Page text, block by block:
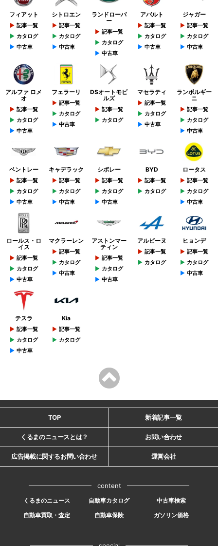
フィアット
記事一覧
カタログ
中古車
シトロエン
記事一覧
カタログ
中古車
ランドローバ
ー
記事一覧
カタログ
中古車
アバルト
記事一覧
カタログ
中古車
ジャガー
記事一覧
カタログ
中古車
アルファ ロメ
オ
記事一覧
カタログ
中古車
フェラーリ
記事一覧
カタログ
中古車
DSオートモビ
ルズ
記事一覧
カタログ
マセラティ
記事一覧
カタログ
中古車
ランボルギー
ニ
記事一覧
カタログ
中古車
ベントレー
記事一覧
カタログ
中古車
キャデラック
記事一覧
カタログ
中古車
シボレー
記事一覧
カタログ
中古車
BYD
記事一覧
カタログ
ロータス
記事一覧
カタログ
中古車
ロールス・ロ
イス
記事一覧
カタログ
中古車
マクラーレン
記事一覧
カタログ
中古車
アストンマー
ティン
記事一覧
カタログ
中古車
アルピーヌ
記事一覧
カタログ
ヒョンデ
記事一覧
カタログ
中古車
テスラ
記事一覧
カタログ
中古車
Kia
記事一覧
カタログ
TOP 新着記事一覧
くるまのニュースとは？ お問い合わせ
広告掲載に関するお問い合わせ 運営会社
content
くるまのニュース 自動車カタログ
中古車検索
自動車買取・査定
自動車保険 ガソリン価格